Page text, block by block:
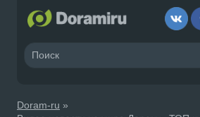
Doram-ru »